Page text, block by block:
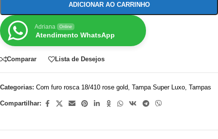
ADICIONAR AO CARRINHO
Adriana Online
Atendimento WhatsApp
Comparar Lista de Desejos
Categorias: Com furo rosca 18/410 rose gold Tampa Super Luxo Tampas
Compartilhar: